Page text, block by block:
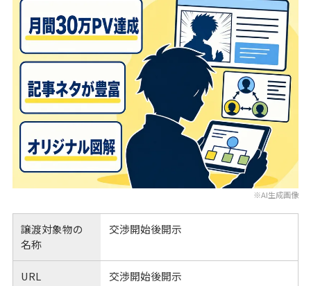
※AI生成画像
譲渡対象物の
名称
交渉開始後開示
URL 交渉開始後開示